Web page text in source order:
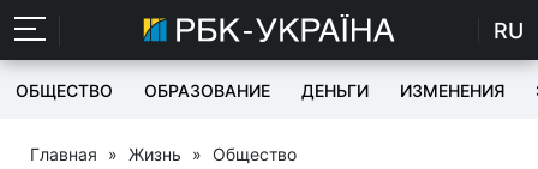
RU
ОБЩЕСТВО ОБРАЗОВАНИЕ ДЕНЬГИ ИЗМЕНЕНИЯ
Главная » Жизнь » Общество